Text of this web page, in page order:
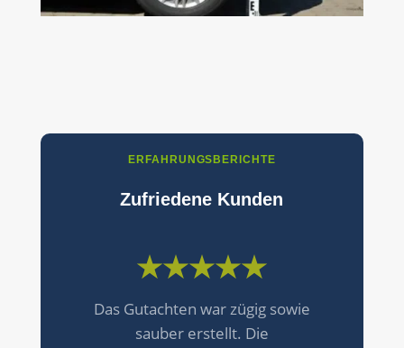
ERFAHRUNGSBERICHTE
Zufriedene Kunden